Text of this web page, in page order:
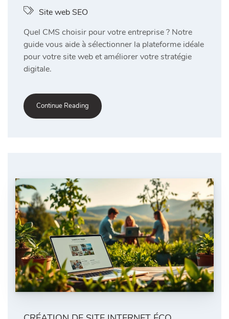
Site web SEO
Quel CMS choisir pour votre entreprise ? Notre
guide vous aide à sélectionner la plateforme idéale
pour votre site web et améliorer votre stratégie
digitale.
Continue Reading